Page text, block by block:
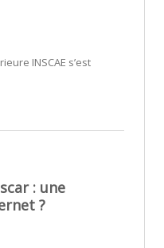
INSCAE s’est
: une
?